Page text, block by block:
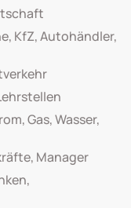
KfZ, Autohändler,
Gas, Wasser,
Manager